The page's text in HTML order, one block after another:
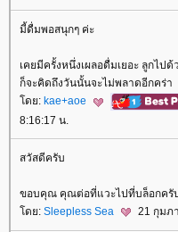
มี้ดื่มพอสนุกๆ ค่ะ
เคยมีครั้งหนึ่งเผลอดื่มเยอะ ลูกไป
ก็จะคิดถึงวันนั้นจะไม่พลาดอีกคร่า
ดย: kae+aoe
8:16:17 น.
สวัสดีครับ
ขอบคุณ คุณต่อที่แวะไปที่บล็อกครั
ดย: Sleepless Sea 21 กุมภ